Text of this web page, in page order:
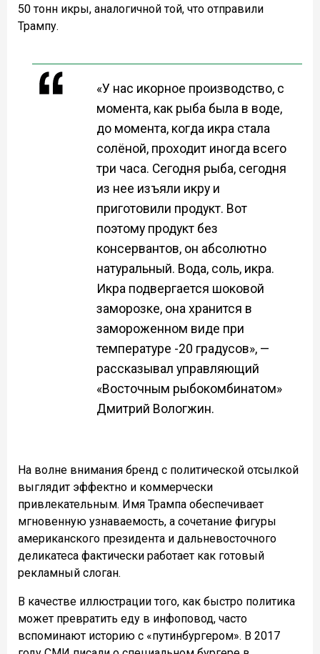
50 тонн икры, аналогичной той, что отправили
Трампу.
«У нас икорное производство, с
момента, как рыба была в воде,
до момента, когда икра стала
солёной, проходит иногда всего
три часа. Сегодня рыба, сегодня
из нее изъяли икру и
приготовили продукт. Вот
поэтому продукт без
консервантов, он абсолютно
натуральный. Вода, соль, икра.
Икра подвергается шоковой
заморозке, она хранится в
замороженном виде при
температуре -20 градусов», —
рассказывал управляющий
«Восточным рыбокомбинатом»
Дмитрий Вологжин.
На волне внимания бренд с политической отсылкой
выглядит эффектно и коммерчески
привлекательным. Имя Трампа обеспечивает
мгновенную узнаваемость, а сочетание фигуры
американского президента и дальневосточного
деликатеса фактически работает как готовый
рекламный слоган.
В качестве иллюстрации того, как быстро политика
может превратить еду в инфоповод, часто
вспоминают историю с «путинбургером». В 2017